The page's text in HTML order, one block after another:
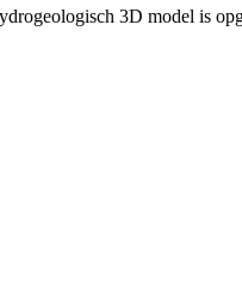
3D model is